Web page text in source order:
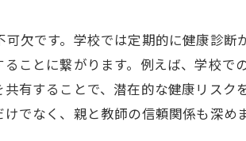
育成に必要な親の役割と責務
基本を親が知るべき理由
学ぶ健康への気付きを大切に
欠です。学校では定期的に健康診
ことに繋がります。例えば、学校
有することで、潜在的な健康リス
でなく、親と教師の信頼関係も深めま